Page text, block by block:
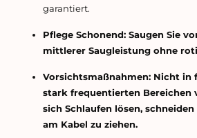
garantiert.
Pflege Schonend: Saugen Sie
mittlerer Saugleistung ohne
Vorsichtsmaßnahmen:Nicht in
stark frequentierten Bereichen
sich Schlaufen lösen, schneiden
am Kabel zu ziehen.